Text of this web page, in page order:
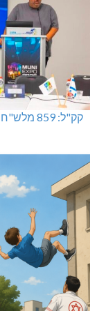
קק"ל: 859 מלש"ח לחיזוק ופיתוח הצפון